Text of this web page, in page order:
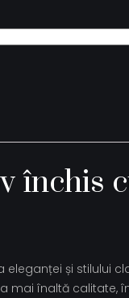
închis
eleganței și stilului
mai înaltă calitate,